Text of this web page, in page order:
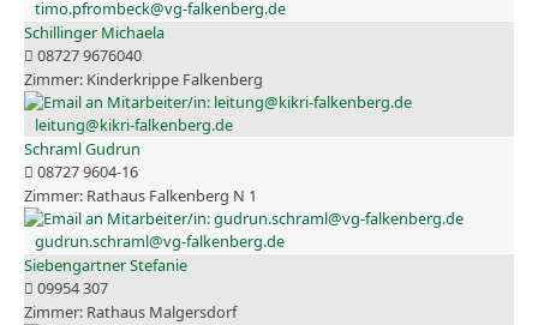
timo.pfrombeck@vg-falkenberg.de
Schillinger Michaela
08727 9676040
Kinderkrippe Falkenberg
leitung@kikri-falkenberg.de
Schraml Gudrun
08727 9604-16
Rathaus Falkenberg N 1
gudrun.schraml@vg-falkenberg.de
Siebengartner Stefanie
09954 307
Rathaus Malgersdorf